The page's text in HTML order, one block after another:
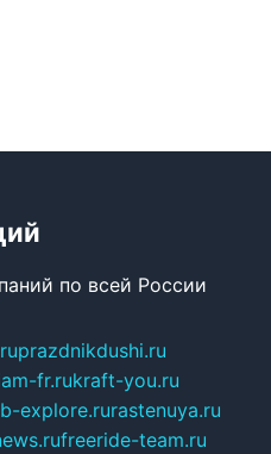
по всей России
prazdnikdushi.ru
fr.rukraft-you.ru
explore.rurastenuya.ru
freeride-team.ru